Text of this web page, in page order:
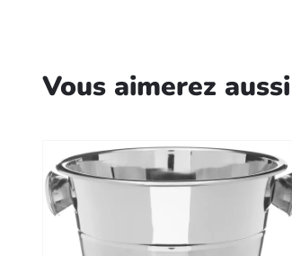
Vous aimerez aussi